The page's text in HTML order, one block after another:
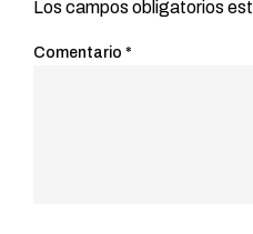
Los campos obligatorios
Comentario *